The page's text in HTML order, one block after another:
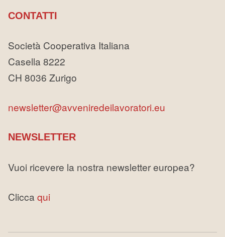
CONTATTI
Società Cooperativa Italiana
Casella 8222
CH 8036 Zurigo
newsletter@avveniredeilavoratori.eu
NEWSLETTER
Vuoi ricevere la nostra newsletter europea?
Clicca qui